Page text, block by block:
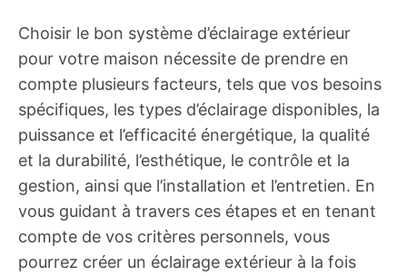
Choisir le bon système d’éclairage extérieur
pour votre maison nécessite de prendre en
compte plusieurs facteurs, tels que vos besoins
spécifiques, les types d’éclairage disponibles, la
puissance et l’efficacité énergétique, la qualité
et la durabilité, l’esthétique, le contrôle et la
gestion, ainsi que l’installation et l’entretien. En
vous guidant à travers ces étapes et en tenant
compte de vos critères personnels, vous
pourrez créer un éclairage extérieur à la fois